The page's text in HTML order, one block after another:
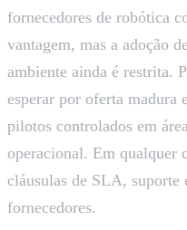
fornecedores de robótica
vantagem, mas a adoção
ambiente ainda é restrita.
esperar por oferta madura
pilotos controlados em
operacional. Em qualquer
cláusulas de SLA, suporte
fornecedores.